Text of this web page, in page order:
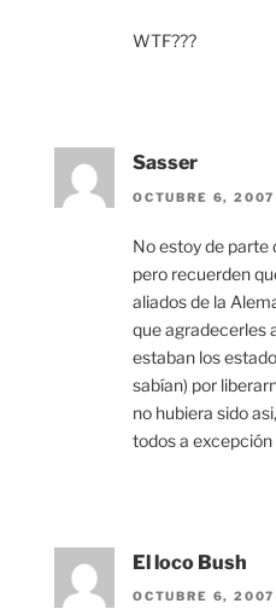
WTF???
Sasser
OCTUBRE 6,
No estoy de parte
pero recuerden
aliados de la
que agradecerles
estaban los
sabían) por
no hubiera sido
todos a excepción
El loco Bush
OCTUBRE 6,